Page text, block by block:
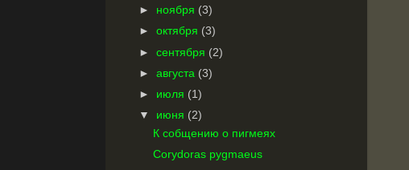
► ноября (3)
►октября (3)
►сентября (2)
►августа (3)
► июля (1)
▼ июня (2)
К собщению о пигмеях
Corydoras pygmaeus